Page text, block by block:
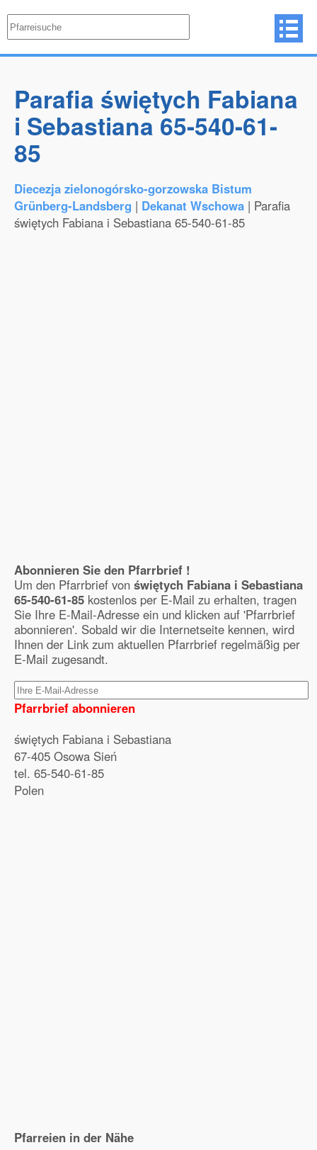
Parafia świętych Fabiana
i Sebastiana 65-540-61-
85
Diecezja zielonogórsko-gorzowska Bistum
Grünberg-Landsberg | Dekanat Wschowa | Parafia
świętych Fabiana i Sebastiana 65-540-61-85
Abonnieren Sie den Pfarrbrief !
Um den Pfarrbrief von świętych Fabiana i Sebastiana
65-540-61-85 kostenlos per E-Mail zu erhalten, tragen
Sie Ihre E-Mail-Adresse ein und klicken auf 'Pfarrbrief
abonnieren'. Sobald wir die Internetseite kennen, wird
Ihnen der Link zum aktuellen Pfarrbrief regelmäßig per
E-Mail zugesandt.
Pfarrbrief abonnieren
świętych Fabiana i Sebastiana
67-405 Osowa Sień
tel. 65-540-61-85
Polen
Pfarreien in der Nähe